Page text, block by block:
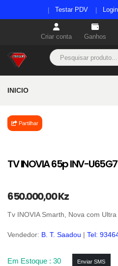
Testar PDV
Criar conta Ganhos
INICIO
Partilhar
TV INOVIA 65p INV-
650.000,00 Kz
Tv INOVIA Smarth, Nova com
Vendedor: B. T. Saadou | Tel:
Em Estoque : 30 Enviar SMS